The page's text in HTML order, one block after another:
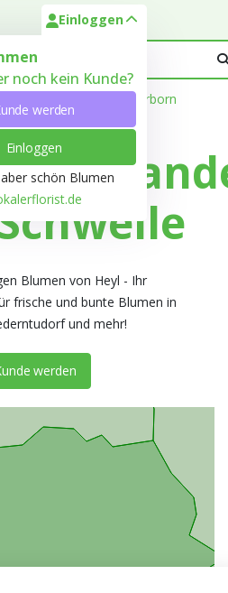
Einloggen
noch kein Kunde?
werden
Einloggen
schön Blumen
Paderborn
Blumen von Heyl - Ihr
frische und bunte Blumen in
und mehr!
werden